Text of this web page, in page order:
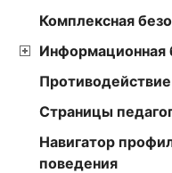
Комплексная
Информационная
Страницы
Навигатор
поведения